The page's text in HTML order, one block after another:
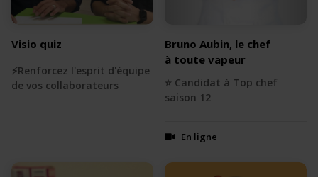
Visio quiz
⚡️Renforcez l'esprit d'équipe
de vos collaborateurs
Bruno Aubin, le chef
à toute vapeur
⭐️ Candidat à Top chef
saison 12
En ligne